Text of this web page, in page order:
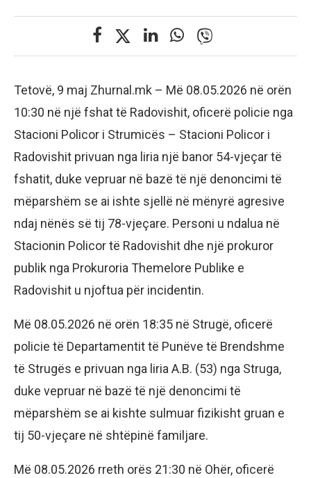
Tetovë, 9 maj Zhurnal.mk – Më 08.05.2026 në orën
10:30 në një fshat të Radovishit, oficerë policie nga
Stacioni Policor i Strumicës – Stacioni Policor i
Radovishit privuan nga liria një banor 54-vjeçar të
fshatit, duke vepruar në bazë të një denoncimi të
mëparshëm se ai ishte sjellë në mënyrë agresive
ndaj nënës së tij 78-vjeçare. Personi u ndalua në
Stacionin Policor të Radovishit dhe një prokuror
publik nga Prokuroria Themelore Publike e
Radovishit u njoftua për incidentin.
Më 08.05.2026 në orën 18:35 në Strugë, oficerë
policie të Departamentit të Punëve të Brendshme
të Strugës e privuan nga liria A.B. (53) nga Struga,
duke vepruar në bazë të një denoncimi të
mëparshëm se ai kishte sulmuar fizikisht gruan e
tij 50-vjeçare në shtëpinë familjare.
Më 08.05.2026 rreth orës 21:30 në Ohër, oficerë